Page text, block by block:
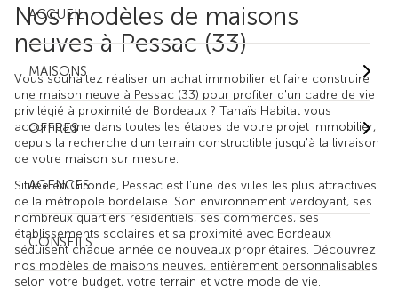
ACCUEIL
MAISONS
OFFRES
AGENCES
CONSEILS
Nos modèles de maisons
neuves à Pessac (33)
Vous souhaitez réaliser un achat immobilier et faire construire
une maison neuve à Pessac (33) pour profiter d'un cadre de vie
privilégié à proximité de Bordeaux ? Tanaïs Habitat vous
accompagne dans toutes les étapes de votre projet immobilier,
depuis la recherche d'un terrain constructible jusqu'à la livraison
de votre maison sur mesure.
Située en Gironde, Pessac est l'une des villes les plus attractives
de la métropole bordelaise. Son environnement verdoyant, ses
nombreux quartiers résidentiels, ses commerces, ses
établissements scolaires et sa proximité avec Bordeaux
séduisent chaque année de nouveaux propriétaires. Découvrez
nos modèles de maisons neuves, entièrement personnalisables
selon votre budget, votre terrain et votre mode de vie.